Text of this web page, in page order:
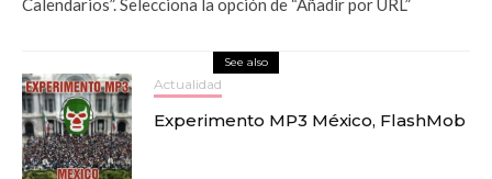
Calendarios”. Selecciona la opción de “Añadir por URL”
See also
Actualidad
Experimento MP3 México, FlashMob